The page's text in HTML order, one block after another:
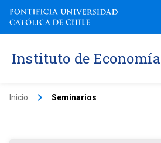
Instituto de Economía
Inicio keyboard_arrow_right Seminarios